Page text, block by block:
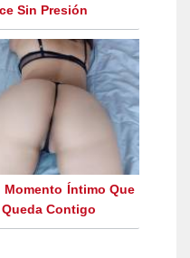
Sin Presión
Momento Íntimo Que
Queda Contigo